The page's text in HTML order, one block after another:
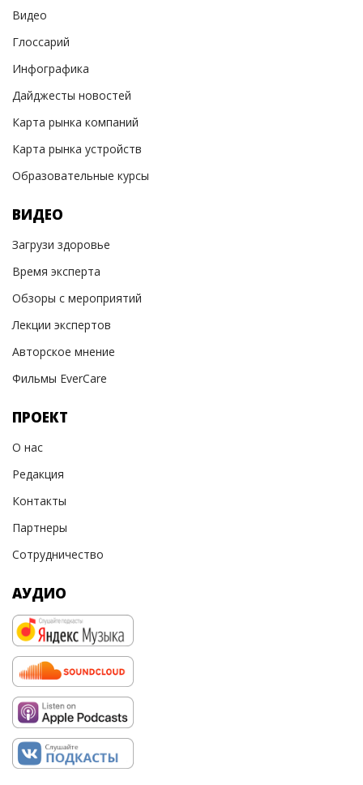
Видео
Глоссарий
Инфографика
Дайджесты новостей
Карта рынка компаний
Карта рынка устройств
Образовательные курсы
ВИДЕО
Загрузи здоровье
Время эксперта
Обзоры с мероприятий
Лекции экспертов
Авторское мнение
Фильмы EverCare
ПРОЕКТ
О нас
Редакция
Контакты
Партнеры
Сотрудничество
АУДИО